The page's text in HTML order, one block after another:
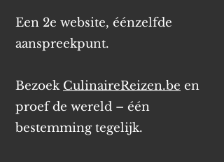
Een 2e website, éénzelfde
aanspreekpunt.
Bezoek CulinaireReizen.be en
proef de wereld – één
bestemming tegelijk.